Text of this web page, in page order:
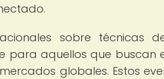
sobre técnicas
para aquellos que buscan
globales. Estos